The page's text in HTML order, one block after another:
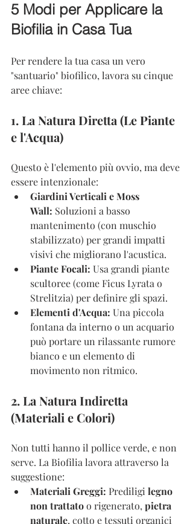
5 Modi per Applicare la
Biofilia in Casa Tua
Per rendere la tua casa un vero
"santuario" biofilico, lavora su cinque
aree chiave:
1. La Natura Diretta (Le Piante
e l'Acqua)
Questo è l'elemento più ovvio, ma deve
essere intenzionale:
Giardini Verticali e Moss
Wall: Soluzioni a basso
mantenimento (con muschio
stabilizzato) per grandi impatti
visivi che migliorano l'acustica.
Piante Focali: Usa grandi piante
scultoree (come Ficus Lyrata o
Strelitzia) per definire gli spazi.
Elementi d'Acqua: Una piccola
fontana da interno o un acquario
può portare un rilassante rumore
bianco e un elemento di
movimento non ritmico.
2. La Natura Indiretta
(Materiali e Colori)
Non tutti hanno il pollice verde, e non
serve. La Biofilia lavora attraverso la
suggestione:
Materiali Greggi: Prediligi legno
non trattato o rigenerato, pietra
naturale, cotto e tessuti organici